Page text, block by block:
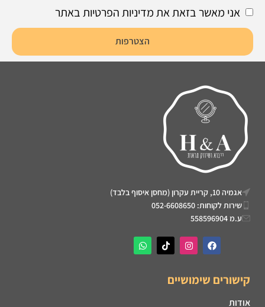
אני מאשר בזאת את מדיניות הפרטיות באתר
הצטרפות
אגמיה 10, קריית עקרון (מחסן איסוף בלבד)
שירות לקוחות: 052-6608650
ע.מ 558596904
קישורים שימושיים
אודות